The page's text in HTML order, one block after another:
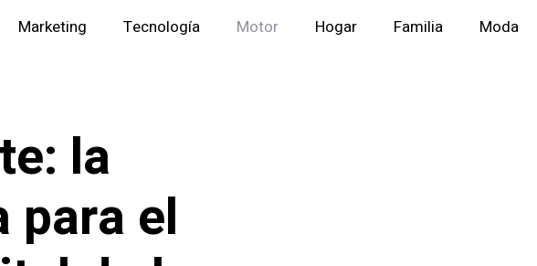
Marketing Tecnología Motor Hogar Familia Moda
la
el